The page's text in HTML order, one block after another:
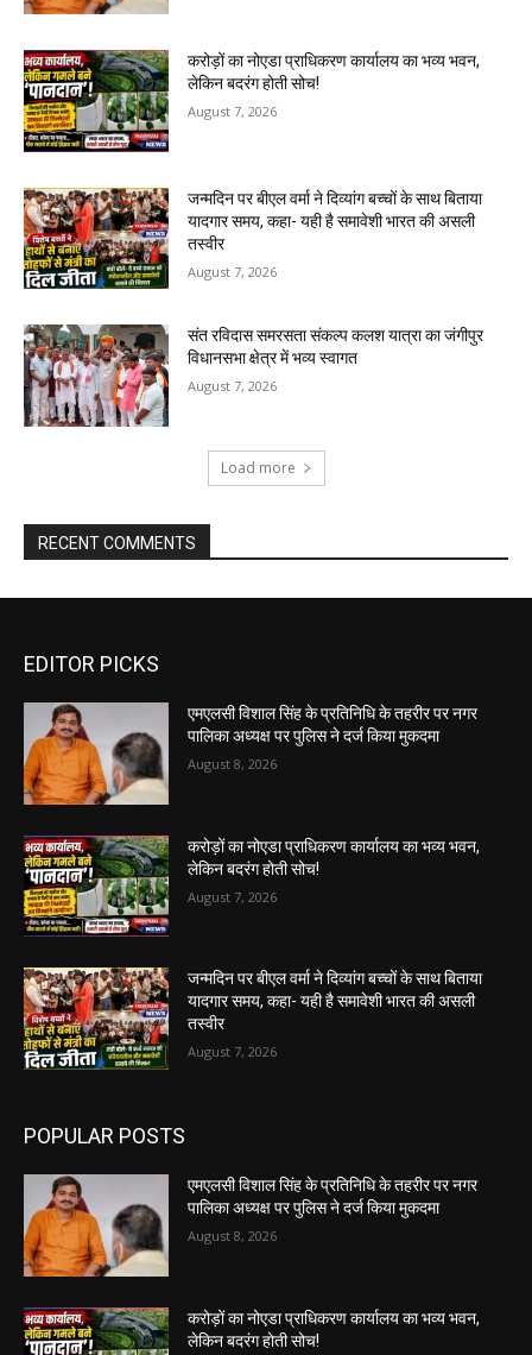
करोड़ों का नोएडा प्राधिकरण कार्यालय का भव्य भवन,
लेकिन बदरंग होती सोच!
August 7, 2026
जन्मदिन पर बीएल वर्मा ने दिव्यांग बच्चों के साथ बिताया
यादगार समय, कहा- यही है समावेशी भारत की असली
तस्वीर
August 7, 2026
संत रविदास समरसता संकल्प कलश यात्रा का जंगीपुर
विधानसभा क्षेत्र में भव्य स्वागत
August 7, 2026
Load more
RECENT COMMENTS
EDITOR PICKS
एमएलसी विशाल सिंह के प्रतिनिधि के तहरीर पर नगर
पालिका अध्यक्ष पर पुलिस ने दर्ज किया मुकदमा
August 8, 2026
करोड़ों का नोएडा प्राधिकरण कार्यालय का भव्य भवन,
लेकिन बदरंग होती सोच!
August 7, 2026
जन्मदिन पर बीएल वर्मा ने दिव्यांग बच्चों के साथ बिताया
यादगार समय, कहा- यही है समावेशी भारत की असली
तस्वीर
August 7, 2026
POPULAR POSTS
एमएलसी विशाल सिंह के प्रतिनिधि के तहरीर पर नगर
पालिका अध्यक्ष पर पुलिस ने दर्ज किया मुकदमा
August 8, 2026
करोड़ों का नोएडा प्राधिकरण कार्यालय का भव्य भवन,
लेकिन बदरंग होती सोच!